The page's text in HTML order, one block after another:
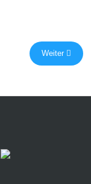
Weiter